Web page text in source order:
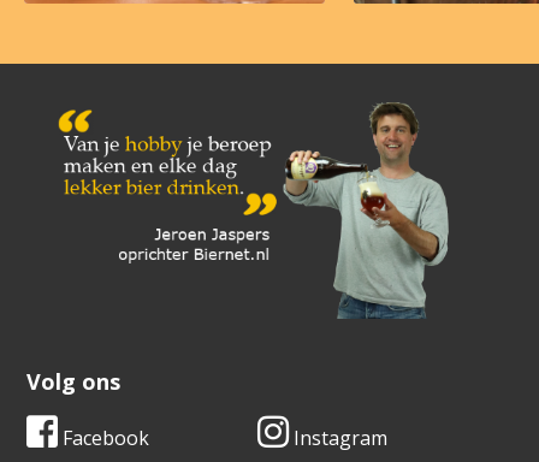
Volg ons
Facebook Instagram